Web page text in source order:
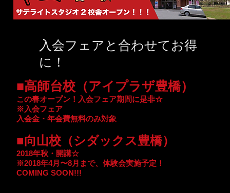
入会フェアと合わせてお得
に！
■高師台校（アイプラザ豊橋）
この春オープン！入会フェア期間に是非☆
※入会フェア
入会金・年会費無料のみ対象
■向山校（シダックス豊橋）
2018年秋・開講☆
※2018年4月〜8月まで、体験会実施予定！
COMING SOON!!!